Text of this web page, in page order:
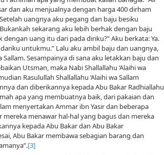
dan aku menjualnya dengan harga 400 dirham
uangnya aku pegang dan baju besiku
sekarang aku lebih berhak dengan baju
uang itu dari pada diriku?” Aku berkata: Ya.
untukmu.” Lalu aku ambil baju dan uangnya,
Sesampainya di sana aku letakkan baju dan
Utsman, maka Nabi Shallallahu ‘Alaihi wa
Rasulullah Shallallahu ‘Alaihi wa Sallam
dan diberikannya kepada Abu Bakar Radhiallahu
apa yang membuatnya baik, dari pakaian dan
menyertakan Ammar ibn Yasir dan beberapa
menawar hal-hal yang bagus dan mereka
kepada Abu Bakar dan Abu Bakar
Abu Bakar membawa sebagian barang dan
[3]